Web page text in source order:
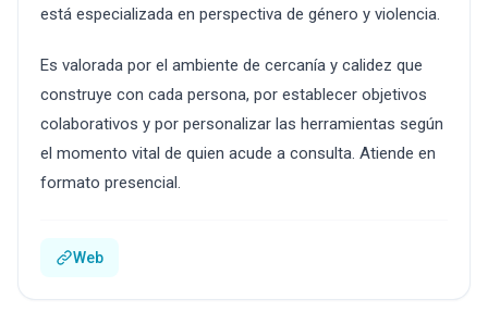
está especializada en perspectiva de género y violencia.
Es valorada por el ambiente de cercanía y calidez que
construye con cada persona, por establecer objetivos
colaborativos y por personalizar las herramientas según
el momento vital de quien acude a consulta. Atiende en
formato presencial.
Web